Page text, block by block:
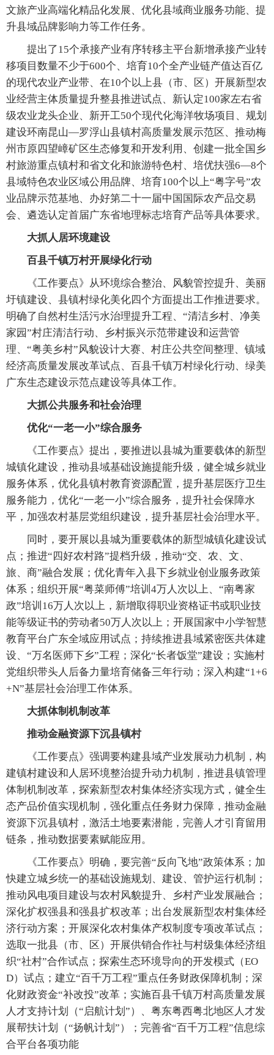
文旅产业高端化精品化发展、优化县域商业服务功能、提
升县域品牌影响力等工作任务。
提出了15个承接产业有序转移主平台新增承接产业转
移项目数量不少于600个、培育10个全产业链产值达百亿
的现代农业产业带、在10个以上县（市、区）开展新型农
业经营主体质量提升整县推进试点、新认定100家左右省
级农业龙头企业、新开工50个现代化海洋牧场项目、规划
建设环南昆山—罗浮山县镇村高质量发展示范区、推动梅
州市原四望嶂矿区生态修复和开发利用、创建一批全国乡
村旅游重点镇村和省文化和旅游特色村、培优扶强6—8个
县域特色农业区域公用品牌、培育100个以上“粤字号”农
业品牌示范基地、办好第二十一届中国国际农产品交易
会、遴选认定首届广东省地理标志培育产品等具体要求。
大抓人居环境建设
百县千镇万村开展绿化行动
《工作要点》从环境综合整治、风貌管控提升、美丽
圩镇建设、县镇村绿化美化四个方面提出工作推进要求。
明确了自然村生活污水治理提升工程、“清洁乡村、净美
家园”村庄清洁行动、乡村振兴示范带建设和运营管
理、“粤美乡村”风貌设计大赛、村庄公共空间整理、镇域
经济高质量发展改革试点、百县千镇万村绿化行动、绿美
广东生态建设示范点建设等具体工作。
大抓公共服务和社会治理
优化“一老一小”综合服务
《工作要点》提出，要推进以县城为重要载体的新型
城镇化建设，推动县域基础设施提能升级，健全城乡就业
服务体系，优化县镇村教育资源配置，提升基层医疗卫生
服务能力，优化“一老一小”综合服务，提升社会保障水
平，加强农村基层党组织建设，提升基层社会治理水平。
同时，要开展以县城为重要载体的新型城镇化建设试
点；推进“四好农村路”提档升级，推动“交、农、文、
旅、商”融合发展；优化青年入县下乡就业创业服务政策
体系；组织开展“粤菜师傅”培训4万人次以上、“南粤家
政”培训16万人次以上，新增取得职业资格证书或职业技
能等级证书的劳动者50万人次以上；开展国家中小学智慧
教育平台广东全域应用试点；持续推进县域紧密医共体建
设、“万名医师下乡”工程；深化“长者饭堂”建设；实施村
党组织带头人后备力量培育储备三年行动；深入构建“1+6
+N”基层社会治理工作体系。
大抓体制机制改革
推动金融资源下沉县镇村
《工作要点》强调要构建县域产业发展动力机制，构
建镇村建设和人居环境整治提升动力机制，推进县镇管理
体制机制改革，探索新型农村集体经济实现方式，健全生
态产品价值实现机制，强化重点任务财力保障，推动金融
资源下沉县镇村，激活土地要素潜能，完善人才引育留用
链条，推动数据要素赋能应用。
《工作要点》明确，要完善“反向飞地”政策体系；加
快建立城乡统一的基础设施规划、建设、管护运行机制；
推动风电项目建设与农村风貌提升、乡村产业发展融合；
深化扩权强县和强县扩权改革；出台发展新型农村集体经
济行动方案；开展深化农村集体产权制度专项改革试点；
选取一批县（市、区）开展供销合作社与村级集体经济组
织“社村”合作试点；探索生态环境导向的开发模式（EO
D）试点；建立“百千万工程”重点任务财政保障机制；深
化财政资金“补改投”改革；实施百县千镇万村高质量发展
人才支持计划（“启航计划”）、粤东粤西粤北地区人才发
展帮扶计划（“扬帆计划”）；完善省“百千万工程”信息综
合平台各项功能